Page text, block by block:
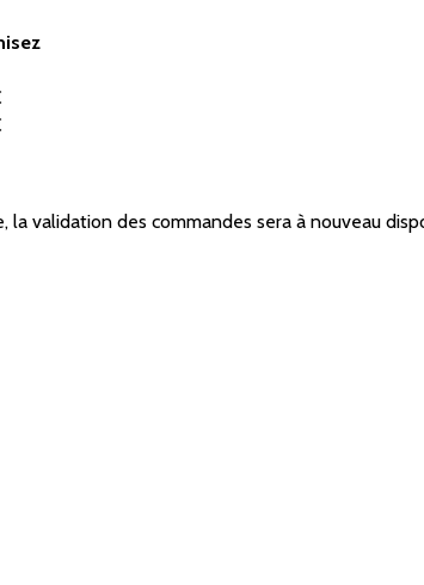
validation des commandes sera à nouveau